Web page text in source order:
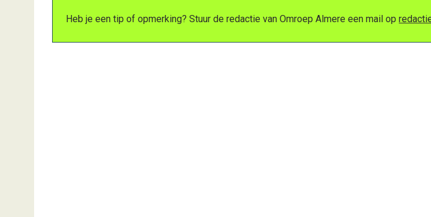
Heb je een tip of opmerking? Stuur de redactie van Omroep Almere een mail op